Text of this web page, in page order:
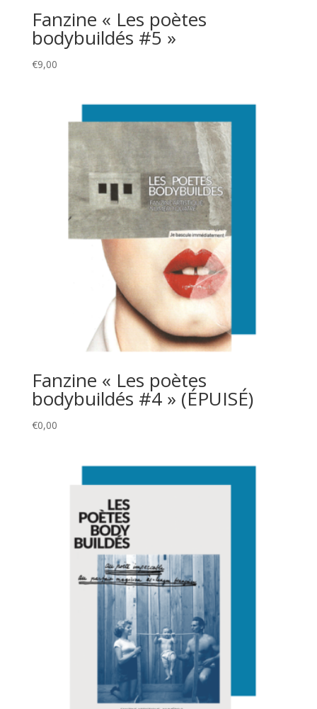
Fanzine « Les poètes
bodybuildés #5 »
€9,00
Fanzine « Les poètes
bodybuildés #4 » (ÉPUISÉ)
€0,00